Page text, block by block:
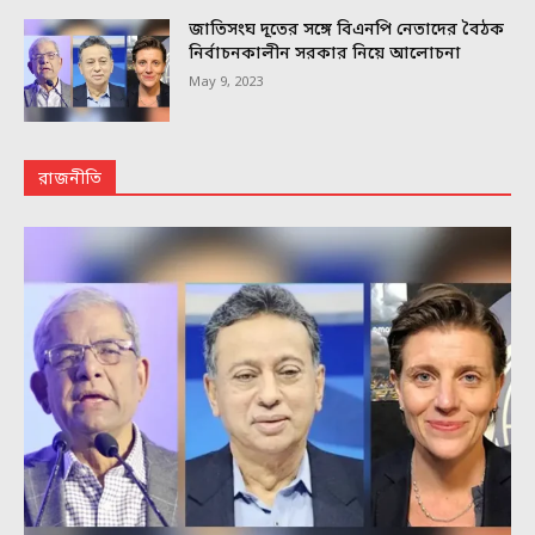
জাতিসংঘ দূতের সঙ্গে বিএনপি নেতাদের বৈঠক
নির্বাচনকালীন সরকার নিয়ে আলোচনা
May 9, 2023
রাজনীতি